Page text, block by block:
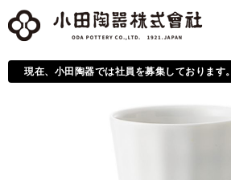
現在、小田陶器では社員を募集しております。